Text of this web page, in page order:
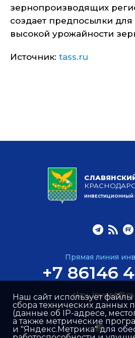
зернопроизводящих
создает предпосылки
высокой урожайности
Источник: tass.ru
ИНВЕСТИЦИОННЫЙ
Прямая линия
+7 86146
Наш сайт использует файлы
сбора технических данных
(данные об IP-адресе,
а также метрические
и "Яндекс.Метрика" для